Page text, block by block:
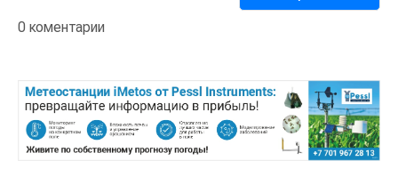
0 коментарии